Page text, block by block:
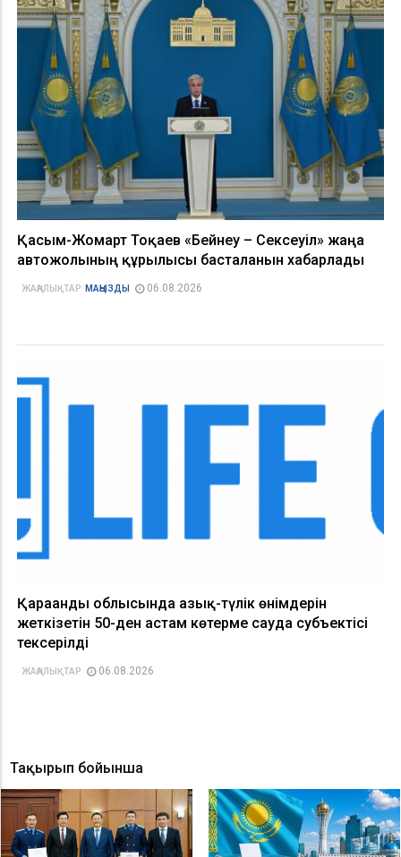
Қасым-Жомарт Тоқаев «Бейнеу – Сексеуіл» жаңа
автожолының құрылысы басталғанын хабарлады
ЖАҢАЛЫҚТАР МАҢЫЗДЫ 06.08.2026
Қарағанды облысында азық-түлік өнімдерін
жеткізетін 50-ден астам көтерме сауда субъектісі
тексерілді
ЖАҢАЛЫҚТАР 06.08.2026
Тақырып бойынша